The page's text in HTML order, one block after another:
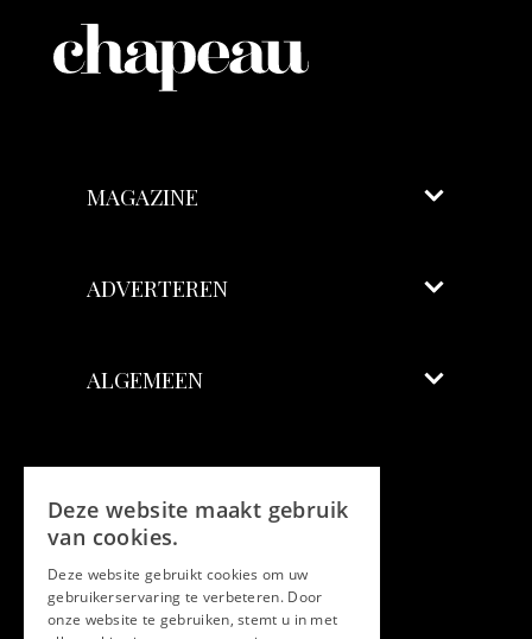
MAGAZINE
ADVERTEREN
ALGEMEEN
Facebook
Twitter
Deze website maakt gebruik
van cookies.
Deze website gebruikt cookies om uw
gebruikerservaring te verbeteren. Door
onze website te gebruiken, stemt u in met